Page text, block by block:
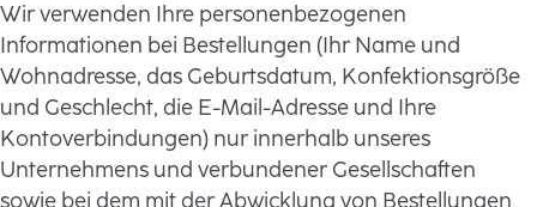
Wir verwenden Ihre personenbezogenen
Informationen bei Bestellungen (Ihr Name und
Wohnadresse, das Geburtsdatum, Konfektionsgröße
und Geschlecht, die E-Mail-Adresse und Ihre
Kontoverbindungen) nur innerhalb unseres
Unternehmens und verbundener Gesellschaften
sowie bei dem mit der Abwicklung von Bestellungen